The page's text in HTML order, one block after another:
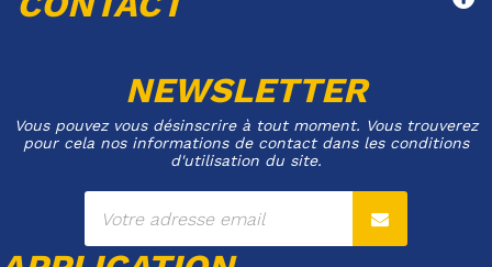
NEWSLETTER
Vous pouvez vous désinscrire à tout moment. Vous trouverez
pour cela nos informations de contact dans les conditions
d'utilisation du site.